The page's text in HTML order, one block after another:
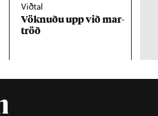
Viðtal
Vökn­uðu upp við mar­
tröð